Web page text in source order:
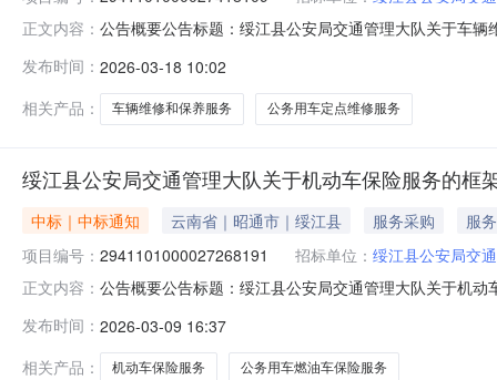
正文内容： 公告概要公告标题：绥江县公安局交通管理大队关于车
管理大队关于车辆维修和保养服务的框架协议采购项目
发布时间： 2026-03-18 10:02
相关产品：
车辆维修和保养服务 公务用车定点维修服务
绥江县公安局交通管理大队关于机动车保险服务的框
中标｜中标通知 云南省｜昭通市｜绥江县 服务采购
服务
项目编号： 2941101000027268191 招标单位： 绥江县公安局交
正文内容： 公告概要公告标题：绥江县公安局交通管理大队关于机
关于机动车保险服务的框架协议采购项目项目编号：
发布时间： 2026-03-09 16:37
相关产品：
机动车保险服务 公务用车燃油车保险服务